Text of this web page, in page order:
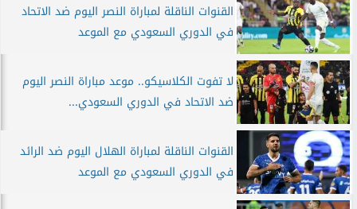
القنوات الناقلة لمباراة النصر اليوم ضد الاتحاد
في الدوري السعودي مع الموعد
لا تفوت الكلاسيكو.. موعد مباراة النصر اليوم
ضد الاتحاد في الدوري السعودي...
القنوات الناقلة لمباراة الهلال اليوم ضد الرائد
في الدوري السعودي مع الموعد